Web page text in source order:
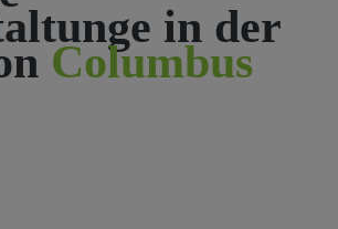
in der
Columbus